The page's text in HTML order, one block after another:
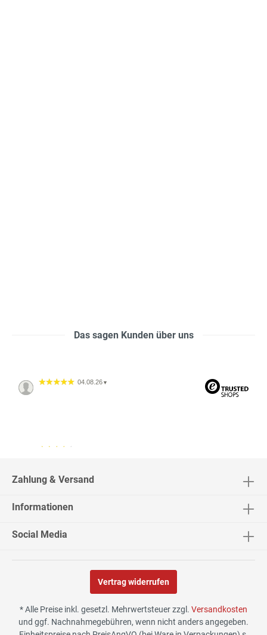
Das sagen Kunden über uns
04.08.26 ▼
30.07.26▼
Zahlung & Versand
Informationen
Social Media
Vertrag widerrufen
* Alle Preise inkl. gesetzl. Mehrwertsteuer zzgl. Versandkosten
und ggf. Nachnahmegebühren, wenn nicht anders angegeben.